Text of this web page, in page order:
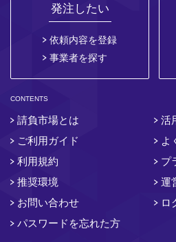
発注したい
依頼内容を登録
事業者を探す
CONTENTS
請負市場とは
活
ご利用ガイド
よ
利用規約
プ
推奨環境
運
お問い合わせ
ロ
パスワードを忘れた方